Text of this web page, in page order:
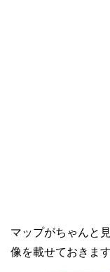
マップがちゃんと
像を載せておきま